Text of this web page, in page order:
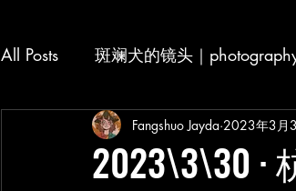
All Posts 斑斓犬的镜头｜
汉朝幽灵的大脑意识｜thinking
2023\3\30 ·
Fangshuo Jayda 2023年3月